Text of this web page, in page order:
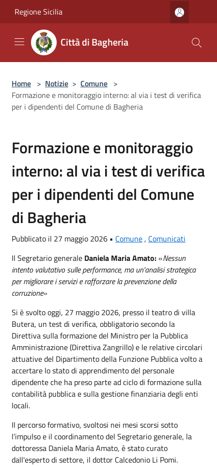
Regione Sicilia
Città di Bagheria
Home > Notizie > Comune >
Formazione e monitoraggio interno: al via i test di verifica
per i dipendenti del Comune di Bagheria
Formazione e monitoraggio
interno: al via i test di verifica
per i dipendenti del Comune
di Bagheria
Pubblicato il 27 maggio 2026 • Comune , Comunicati
Il Segretario generale Daniela Maria Amato:«Nessun
intento valutativo sulle performance, ma un'analisi strategica
per migliorare i servizi e rafforzare la prevenzione della
corruzione»
Si è svolto oggi, 27 maggio 2026, presso il teatro di villa
Butera, un test di verifica, obbligatorio secondo la
Direttiva sulla formazione del Ministro per la Pubblica
Amministrazione (Direttiva Zangrillo) e le relative circolari
attuative del Dipartimento della Funzione Pubblica volto a
accertare lo stato di apprendimento del personale
dipendente che ha preso parte ad ciclo di formazione sulla
contabilità pubblica e sulla gestione finanziaria degli enti
locali.
Il percorso formativo, svoltosi nei mesi scorsi sotto
l’impulso e il coordinamento del Segretario generale, la
dottoressa Daniela Maria Amato, è stato curato
dall'esperto di settore, il dottor Calcedonio Li Pomi.